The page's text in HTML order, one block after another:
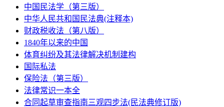
中国民法学（第三版）
中华人民共和国民法典(注释本)
财政税收法（第八版）
1840年以来的中国
体育纠纷及其法律解决机制建构
国际私法
保险法（第三版）
法律常识一本全
合同起草审查指南三观四步法(民法典修订版)